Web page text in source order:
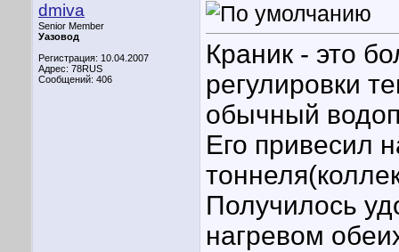
dmiva
Senior Member
Уазовод
Регистрация: 10.04.2007
Адрес: 78RUS
Сообщений: 406
Краник - это
регулировки
обычный
Его привесил
Получилось
нагревом